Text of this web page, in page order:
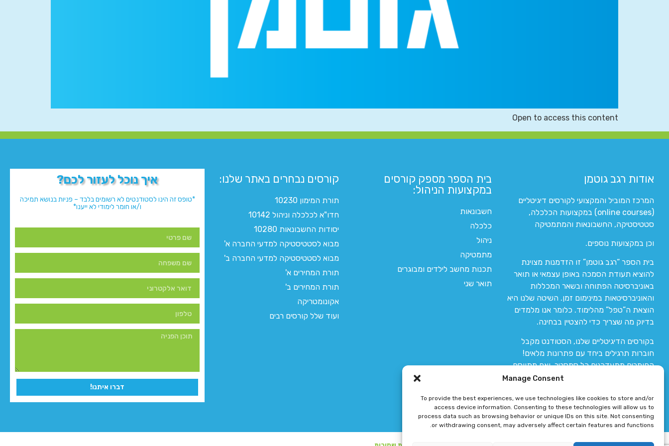
Manage Consent
To provide the best experiences, we use technologies like cookies to store and/or
access device information. Consenting to these technologies will allow us to
process data such as browsing behavior or unique IDs on this site. Not consenting
or withdrawing consent, may adversely affect certain features and functions.
Open to access this content
אודות רגב גוטמן
המרכז המוביל והמקצועי לקורסים דיגיטליים
(online courses) במקצועות הכלכלה,
סטטיסטיקה, החשבונאות והמתמטיקה
וכן במקצועות נוספים.
בית הספר “רגב גוטמן” זו הזדמנות מצוינת
להוציא תעודת הסמכה באופן עצמאי או תואר
באוניברסיטה הפתוחה ובשאר המכללות
והאוניברסיטאות במינימום זמן. השיטה שלנו היא
הוצאת ה”טפל” מהלימוד. כלומר אנו מלמדים
בדיוק מה שצריך כדי להצטיין בבחינה.
בקורסים הדיגיטליים שלנו, הסטודנט מקבל
חוברות תרגילים ביחד עם פתרונות מלאים!
החומרים מתעדכנים כל סמסטר, ואם מתווסף
חומר חדש אז הקורס מתעדכן יחד איתו.
בית הספר מספק קורסים
במקצועות הניהול:
חשבונאות
כלכלה
ניהול
מתמטיקה
תכנות מחשב לילדים ומבוגרים
תואר שני
קורסים נבחרים באתר שלנו:​
תורת המימון 10230
חדו"א לכלכלה וניהול 10142
יסודות החשבונאות 10280
מבוא לסטטיסטיקה למדעי החברה א'
מבוא לסטטיסטיקה למדעי החברה ב'
תורת המחירים א'
תורת המחירים ב'
אקונומטריקה
ועוד שלל קורסים רבים
איך נוכל לעזור לכם?
*טופס זה הינו לסטודנטים לא רשומים בלבד – פניות בנושא תמיכה
ו/או חומר לימודי לא ייענו*
דברו איתנו!